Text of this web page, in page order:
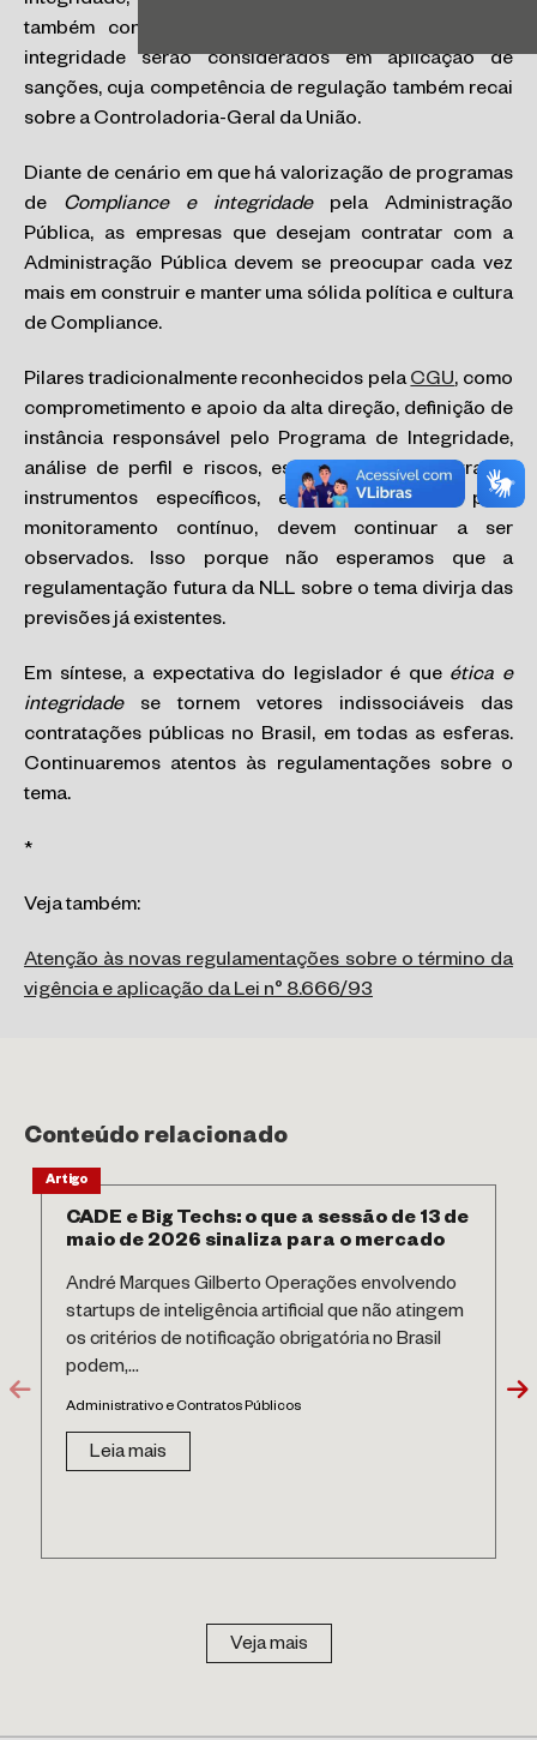
também contém a previsão de que programas de
integridade serão considerados em aplicação de
sanções, cuja competência de regulação também recai
sobre a Controladoria-Geral da União.
Diante de cenário em que há valorização de programas
de Compliance e integridade pela Administração
Pública, as empresas que desejam contratar com a
Administração Pública devem se preocupar cada vez
mais em construir e manter uma sólida política e cultura
de Compliance.
Pilares tradicionalmente reconhecidos pelaCGU, como
comprometimento e apoio da alta direção, definição de
instância responsável pelo Programa de Integridade,
análise de perfil e riscos, estruturação das regras e
instrumentos específicos, e das estratégias para
monitoramento contínuo, devem continuar a ser
observados. Isso porque não esperamos que a
regulamentação futura da NLL sobre o tema divirja das
previsões já existentes.
Em síntese, a expectativa do legislador é que ética e
integridadese tornem vetores indissociáveis das
contratações públicas no Brasil, em todas as esferas.
Continuaremos atentos às regulamentações sobre o
tema.
*
Veja também:
Atenção às novas regulamentações sobre o término da
vigência e aplicação da Lei n° 8.666/93
Conteúdo relacionado
Artigo
CADE e Big Techs: o que a sessão de 13 de
maio de 2026 sinaliza para o mercado
André Marques Gilberto Operações envolvendo
startups de inteligência artificial que não atingem
os critérios de notificação obrigatória no Brasil
podem,...
Administrativo e Contratos Públicos
Leia mais
Veja mais